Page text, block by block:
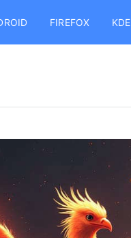
FIREFOX KDE